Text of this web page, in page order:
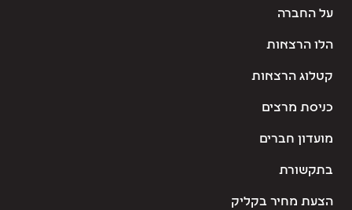
על החברה
הלו הרצאות
קטלוג הרצאות
כניסת מרצים
מועדון חברים
בתקשורת
הצעת מחיר בקליק